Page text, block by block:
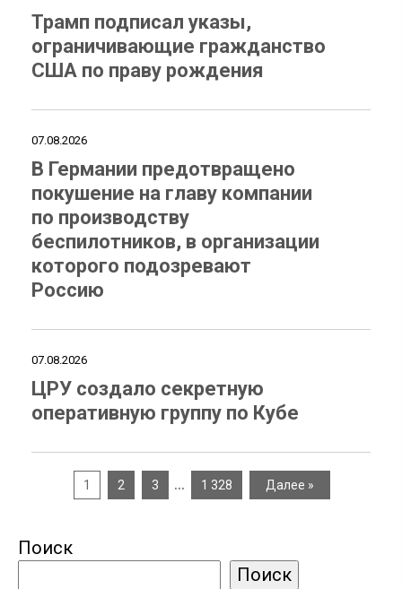
Трамп подписал указы,
ограничивающие гражданство
США по праву рождения
07.08.2026
В Германии предотвращено
покушение на главу компании
по производству
беспилотников, в организации
которого подозревают
Россию
07.08.2026
ЦРУ создало секретную
оперативную группу по Кубе
1 2 3 … 1 328 Далее »
Поиск
Поиск